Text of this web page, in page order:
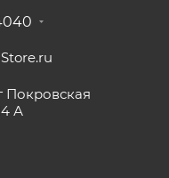
Покровская
А